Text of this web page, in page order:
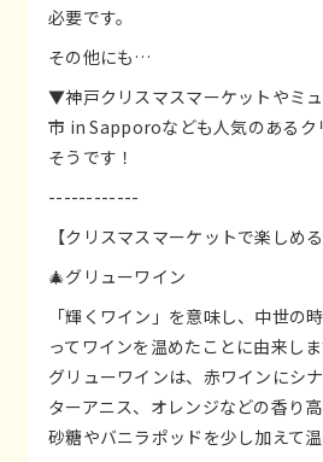
必要です。
その他にも…
▼神戸クリスマスマーケットやミ
市 in Sapporoなども人気のあるク
そうです！
------------
【クリスマスマーケットで楽しめる
🎄グリューワイン
「輝くワイン」を意味し、中世の
ってワインを温めたことに由来しま
グリューワインは、赤ワインにシ
ターアニス、オレンジなどの香り高
砂糖やバニラポッドを少し加えて温